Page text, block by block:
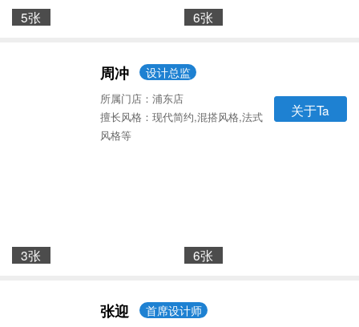
5张 6张
周冲 设计总监
所属门店：浦东店
擅长风格：现代简约,混搭风格,法式
风格等
关于Ta
3张 6张
张迎 首席设计师